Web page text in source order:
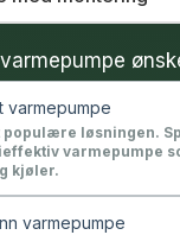
varmepumpe
populære løsningen.
varmepumpe
kjøler.
varmepumpe